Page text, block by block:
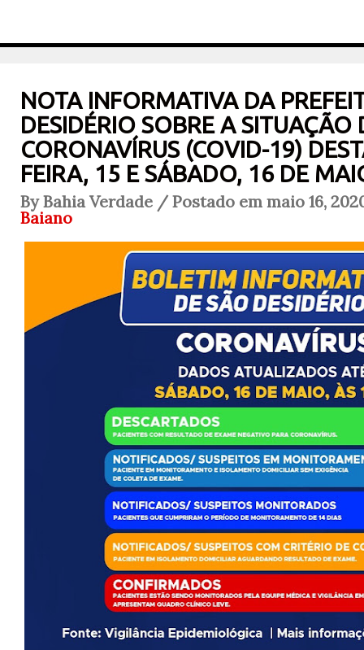
NOTA INFORMATIVA DA
DESIDÉRIO SOBRE A SITUAÇÃO
CORONAVÍRUS (COVID-19)
FEIRA, 15 E SÁBADO, 16 DE
By Bahia Verdade / Postado em maio 16,
Baiano